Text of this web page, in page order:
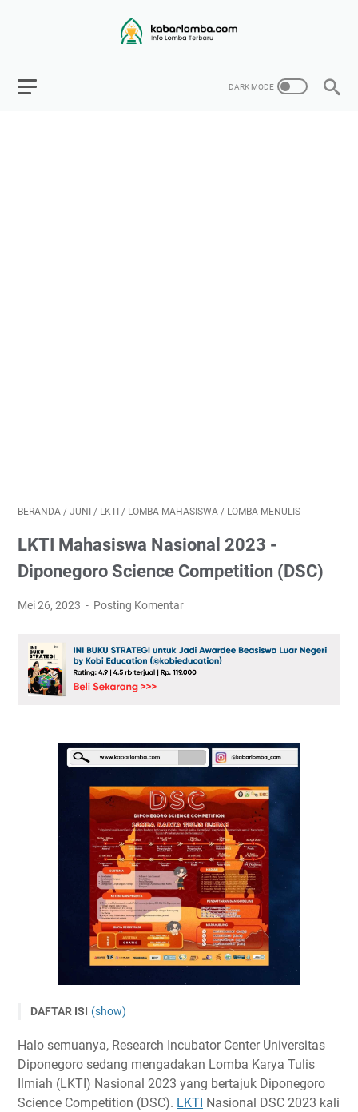
BERANDA / JUNI / LKTI / LOMBA MAHASISWA / LOMBA MENULIS
LKTI Mahasiswa Nasional 2023 -
Diponegoro Science Competition (DSC)
Mei 26, 2023 Posting Komentar
DAFTAR ISI (show)
Competition (DSC)
Tema dan Subtema
Timeline
Halo semuanya, Research Incubator Center Universitas
Diponegoro sedang mengadakan Lomba Karya Tulis
Ilmiah (LKTI) Nasional 2023 yang bertajuk Diponegoro
Science Competition (DSC). LKTI Nasional DSC 2023 kali